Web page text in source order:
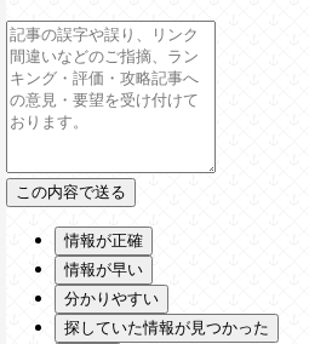
情報が正確
情報が早い
分かりやすい
探していた情報が見つかった